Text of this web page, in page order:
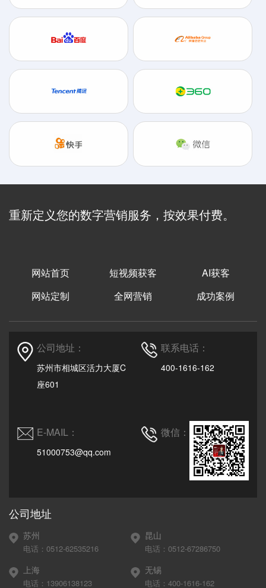
重新定义您的数字营销服务，按效果付费。
网站首页 短视频获客
AI获客
网站定制
全网营销 成功案例
公司地址：
苏州市相城区活力大厦C
座601
联系电话：
400-1616-162
E-MAIL：
51000753@qq.com
微信：
公司地址
苏州
电话：0512-62535216
昆山
电话：0512-67286750
上海
电话：13906138123
无锡
电话：400-1616-162